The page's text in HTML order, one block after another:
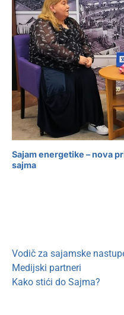
Sajam energetike – nova
sajma
Vodič za sajamske
Medijski partneri
Kako stići do Sajma?